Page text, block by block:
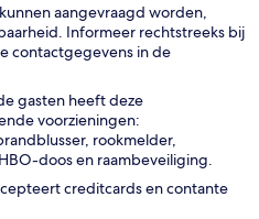
aangevraagd worden,
Informeer rechtstreeks bij
contactgegevens in de
gasten heeft deze
voorzieningen:
rookmelder,
doos en raambeveiliging.
creditcards en contante